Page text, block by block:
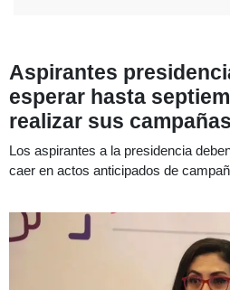
Aspirantes
esperar hasta
realizar sus campañas
Los aspirantes a la presidencia
caer en actos anticipados de